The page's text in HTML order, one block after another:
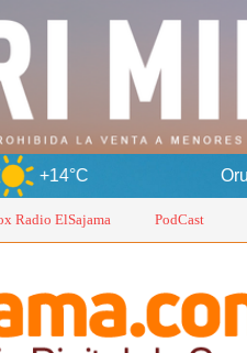
Radio ElSajama PodCast